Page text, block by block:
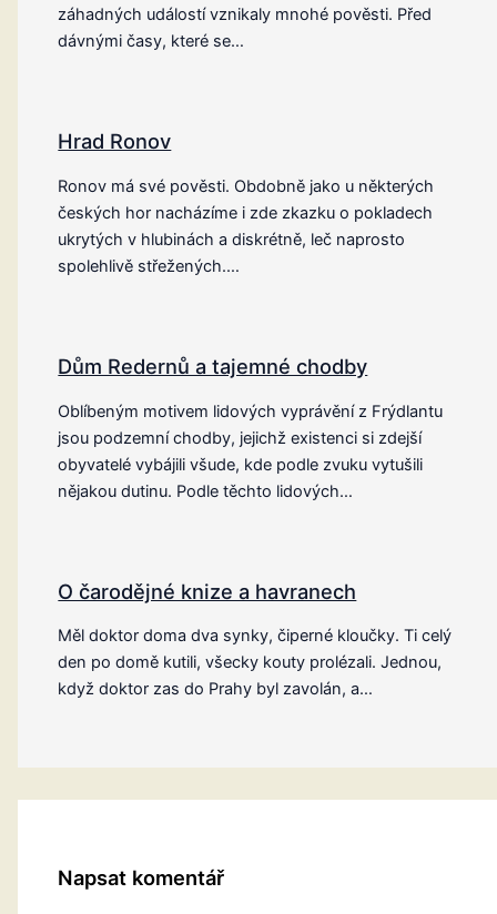
záhadných událostí vznikaly mnohé pověsti. Před
dávnými časy, které se…
Hrad Ronov
Ronov má své pověsti. Obdobně jako u některých
českých hor nacházíme i zde zkazku o pokladech
ukrytých v hlubinách a diskrétně, leč naprosto
spolehlivě střežených.…
Dům Redernů a tajemné chodby
Oblíbeným motivem lidových vyprávění z Frýdlantu
jsou podzemní chodby, jejichž existenci si zdejší
obyvatelé vybájili všude, kde podle zvuku vytušili
nějakou dutinu. Podle těchto lidových…
O čarodějné knize a havranech
Měl doktor doma dva synky, čiperné kloučky. Ti celý
den po domě kutili, všecky kouty prolézali. Jednou,
když doktor zas do Prahy byl zavolán, a…
Napsat komentář